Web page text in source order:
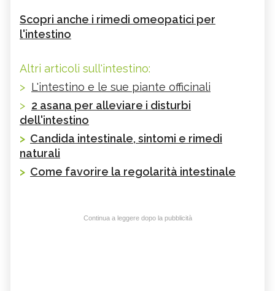
Scopri anche i rimedi omeopatici per
l'intestino
Altri articoli sull'intestino:
> L'intestino e le sue piante officinali
> 2 asana per alleviare i disturbi
dell'intestino
> Candida intestinale, sintomi e rimedi
naturali
> Come favorire la regolarità intestinale
Continua a leggere dopo la pubblicità